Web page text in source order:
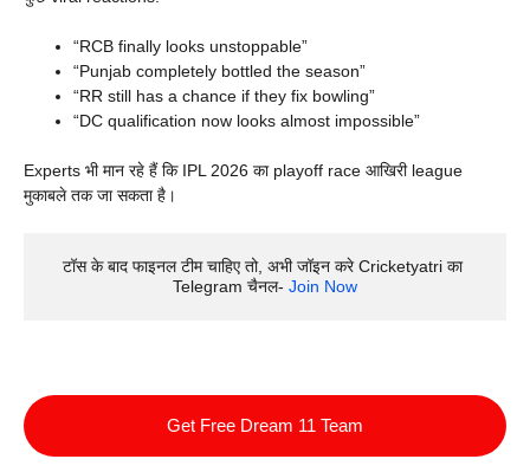
“RCB finally looks unstoppable”
“Punjab completely bottled the season”
“RR still has a chance if they fix bowling”
“DC qualification now looks almost impossible”
Experts भी मान रहे हैं कि IPL 2026 का playoff race आखिरी league
मुकाबले तक जा सकता है।
टॉस के बाद फाइनल टीम चाहिए तो, अभी जॉइन करे Cricketyatri का
Telegram चैनल- Join Now
Get Free Dream 11 Team